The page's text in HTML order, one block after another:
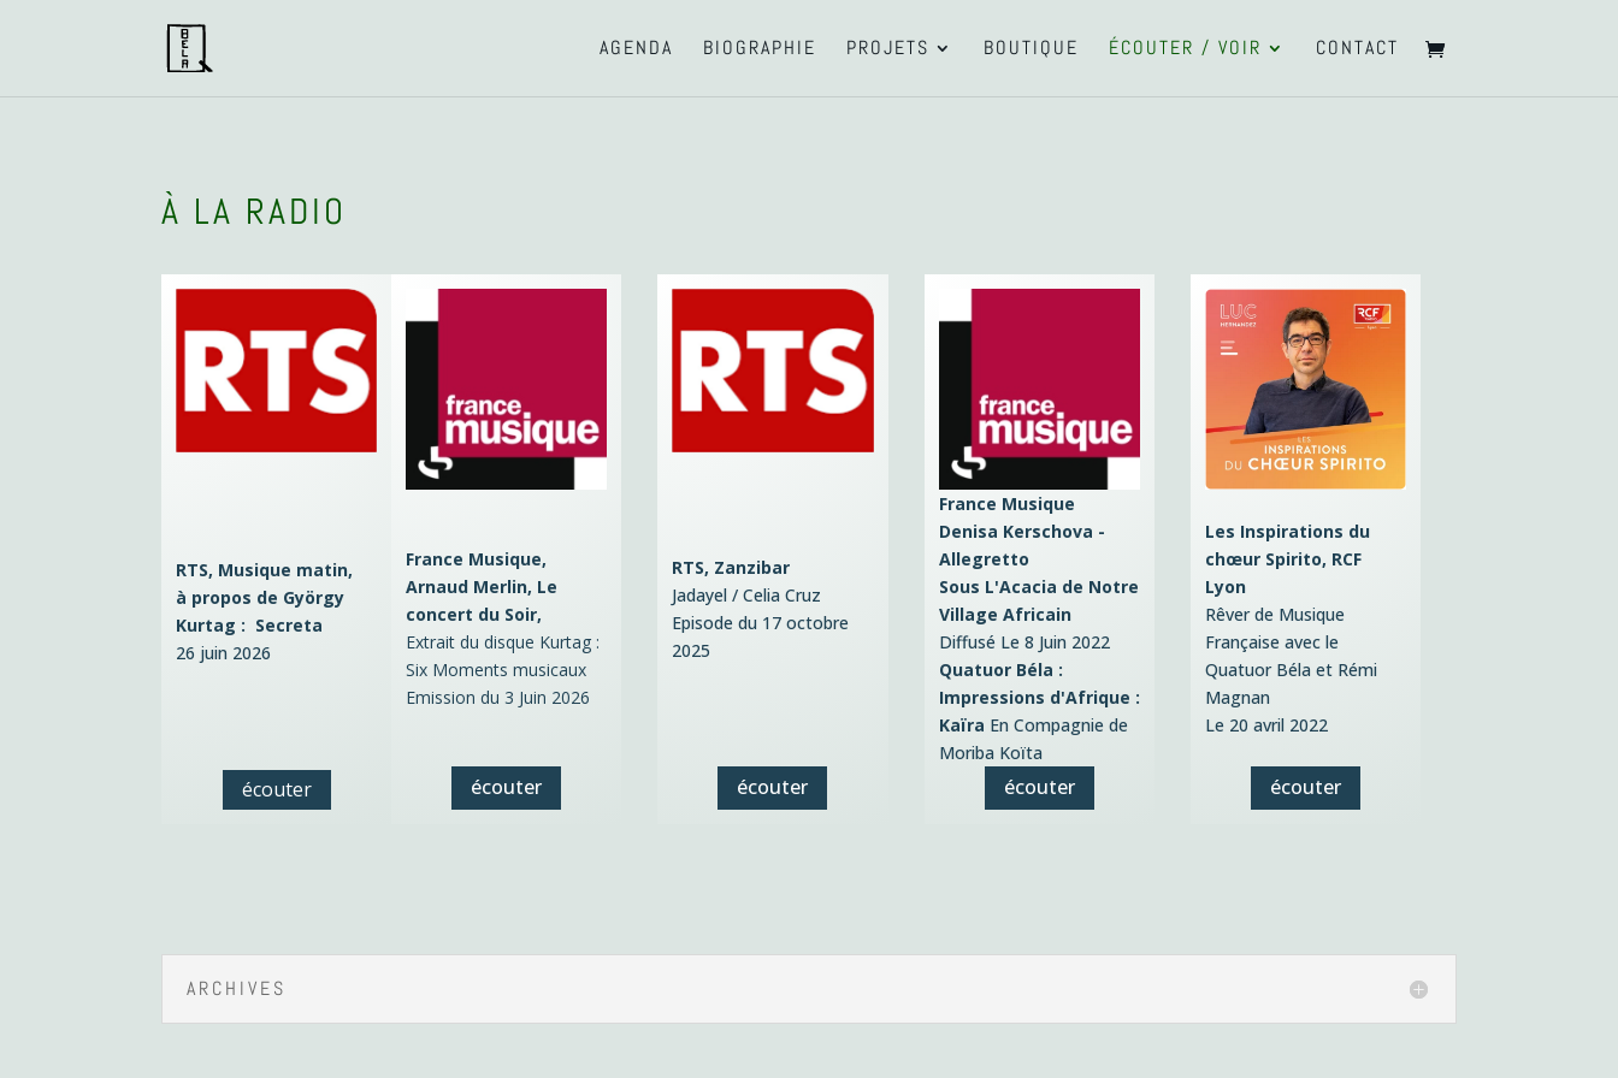
AGENDA BIOGRAPHIE PROJETS BOUTIQUE ÉCOUTER / VOIR CONTACT
À LA RADIO
RTS, Musique matin,
à propos de György
Kurtag : Secreta
26 juin 2026
écouter
France Musique,
Arnaud Merlin, Le
concert du Soir,
Extrait du disque Kurtag :
Six Moments musicaux
Emission du 3 Juin 2026
écouter
RTS, Zanzibar
Jadayel / Celia Cruz
Episode du 17 octobre
2025
écouter
France Musique
Denisa Kerschova -
Allegretto
Sous L'Acacia de Notre
Village Africain
Diffusé Le 8 Juin 2022
Quatuor Béla :
Impressions d'Afrique :
Kaïra En Compagnie de
Moriba Koïta
écouter
Les Inspirations du
chœur Spirito, RCF
Lyon
Rêver de Musique
Française avec le
Quatuor Béla et Rémi
Magnan
Le 20 avril 2022
écouter
ARCHIVES